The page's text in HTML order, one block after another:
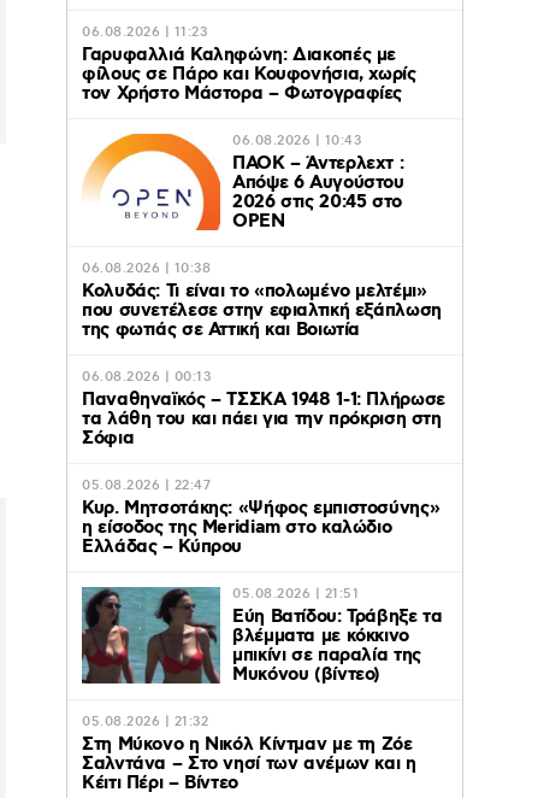
06.08.2026 | 11:23
Γαρυφαλλιά Καληφώνη: Διακοπές με
φίλους σε Πάρο και Κουφονήσια, χωρίς
τον Χρήστο Μάστορα – Φωτογραφίες
06.08.2026 | 10:43
ΠΑΟΚ – Άντερλεχτ :
Απόψε 6 Αυγούστου
2026 στις 20:45 στο
ΟΡΕΝ
06.08.2026 | 10:38
Κολυδάς: Τι είναι το «πολωμένο μελτέμι»
που συνετέλεσε στην εφιαλτική εξάπλωση
της φωτιάς σε Αττική και Βοιωτία
06.08.2026 | 00:13
Παναθηναϊκός – ΤΣΣΚΑ 1948 1-1: Πλήρωσε
τα λάθη του και πάει για την πρόκριση στη
Σόφια
05.08.2026 | 22:47
Κυρ. Μητσοτάκης: «Ψήφος εμπιστοσύνης»
η είσοδος της Meridiam στο καλώδιο
Ελλάδας – Κύπρου
05.08.2026 | 21:51
Εύη Βατίδου: Τράβηξε τα
βλέμματα με κόκκινο
μπικίνι σε παραλία της
Μυκόνου (βίντεο)
05.08.2026 | 21:32
Στη Μύκονο η Νικόλ Κίντμαν με τη Ζόε
Σαλντάνα – Στο νησί των ανέμων και η
Κέιτι Πέρι – Βίντεο